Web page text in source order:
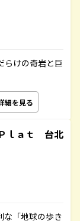
らけの奇岩と巨
細を見る
ｌａｔ 台北
な「地球の歩き